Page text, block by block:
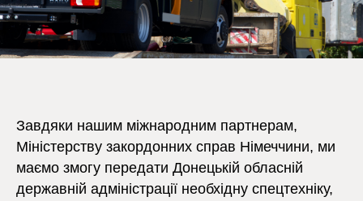
Завдяки нашим міжнародним партнерам,
Міністерству закордонних справ Німеччини, ми
маємо змогу передати Донецькій обласній
державній адміністрації необхідну спецтехніку,